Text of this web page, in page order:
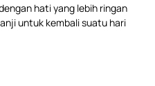
hati yang lebih ringan
untuk kembali suatu hari